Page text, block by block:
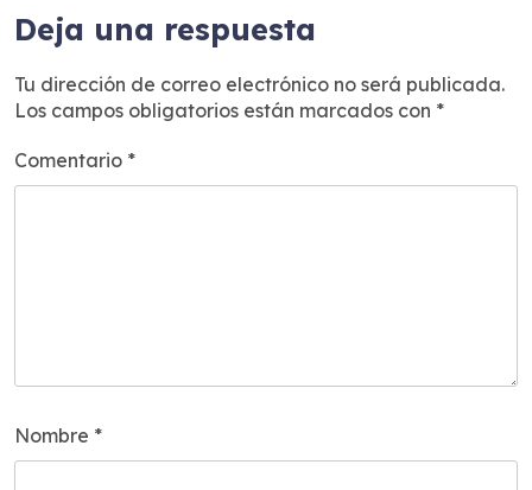
Deja una respuesta
Tu dirección de correo electrónico no será publicada.
Los campos obligatorios están marcados con *
Comentario *
Nombre *